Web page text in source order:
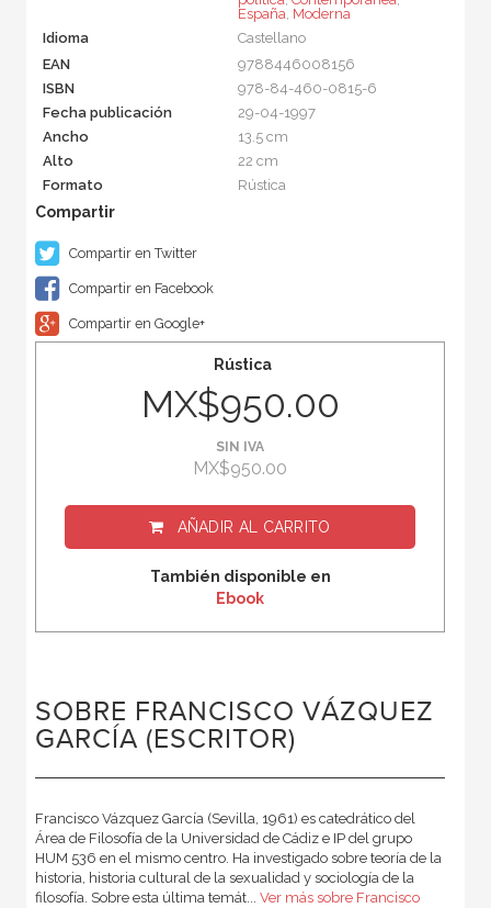
España, Moderna
Idioma
Castellano
EAN
9788446008156
ISBN
978-84-460-0815-6
Fecha publicación
29-04-1997
Ancho
13.5 cm
Alto
22 cm
Formato
Rústica
Compartir en Twitter
Compartir en Facebook
Compartir en Google+
Rústica
MX$950.00
SIN IVA
MX$950.00
AÑADIR AL CARRITO
También disponible en
Ebook
SOBRE FRANCISCO VÁZQUEZ
GARCÍA (ESCRITOR)
Francisco Vázquez García (Sevilla, 1961) es catedrático del
Área de Filosofía de la Universidad de Cádiz e IP del grupo
HUM 536 en el mismo centro. Ha investigado sobre teoría de la
historia, historia cultural de la sexualidad y sociología de la
filosofía. Sobre esta última temát... Ver más sobre Francisco